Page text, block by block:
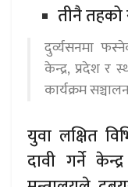
तीनै तहको
दुर्व्यसनमा
केन्द्र, प्रदेश र
कार्यक्रम
युवा लक्षित
दावी गर्ने